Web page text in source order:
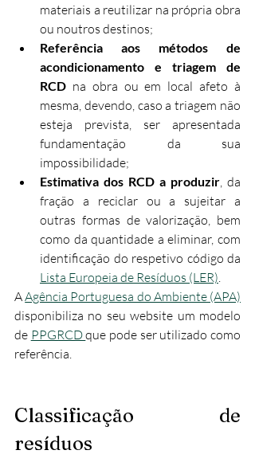
materiais a reutilizar na própria obra
ou noutros destinos;
Referência aos métodos de
acondicionamento e triagem de
RCD na obra ou em local afeto à
mesma, devendo, caso a triagem não
esteja prevista, ser apresentada
fundamentação da sua
impossibilidade;
Estimativa dos RCD a produzir, da
fração a reciclar ou a sujeitar a
outras formas de valorização, bem
como da quantidade a eliminar, com
Lista Europeia de Resíduos (LER).
A Agência Portuguesa do Ambiente (APA)
disponibiliza no seu website um modelo
de PPGRCD que pode ser utilizado como
referência.​
Classificação de
resíduos